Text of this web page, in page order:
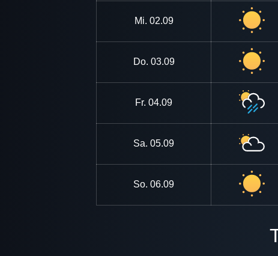
Mi. 02.09
Do. 03.09
Fr. 04.09
Sa. 05.09
So. 06.09